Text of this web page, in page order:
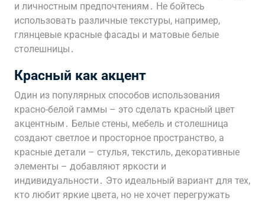
и личностным предпочтениям․ Не бойтесь
использовать различные текстуры, например,
глянцевые красные фасады и матовые белые
столешницы․
Красный как акцент
Один из популярных способов использования
красно-белой гаммы – это сделать красный цвет
акцентным․ Белые стены, мебель и столешница
создают светлое и просторное пространство, а
красные детали – стулья, текстиль, декоративные
элементы – добавляют яркости и
индивидуальности․ Это идеальный вариант для тех,
кто любит яркие цвета, но не хочет перегружать